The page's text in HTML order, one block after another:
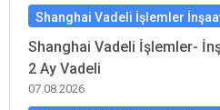
Shanghai Vadeli İşlemler
Shanghai Vadeli İşlemler-
2 Ay Vadeli
07.08.2026